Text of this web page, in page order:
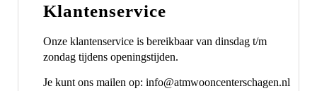
Klantenservice
Onze klantenservice is bereikbaar van dinsdag t/m
zondag tijdens openingstijden.
Je kunt ons mailen op: info@atmwooncenterschagen.nl